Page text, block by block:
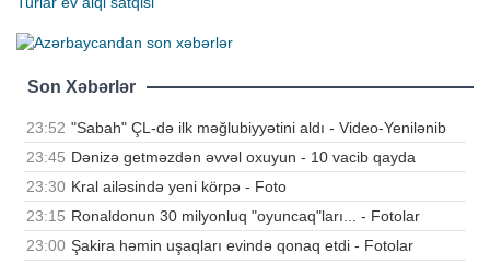
Son Xəbərlər
23:52 "Sabah" ÇL-də ilk məğlubiyyətini aldı - Video-Yenilənib
23:45 Dənizə getməzdən əvvəl oxuyun - 10 vacib qayda
23:30 Kral ailəsində yeni körpə - Foto
23:15 Ronaldonun 30 milyonluq "oyuncaq"ları... - Fotolar
23:00 Şakira həmin uşaqları evində qonaq etdi - Fotolar